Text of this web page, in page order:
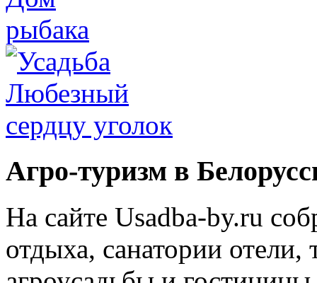
Агро-туризм в
На сайте Usadba-by.ru
отдыха, санатории